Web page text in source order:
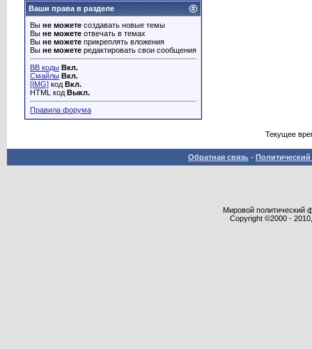
Ваши права в разделе
Вы не можете создавать новые темы
Вы не можете отвечать в темах
Вы не можете прикреплять вложения
Вы не можете редактировать свои сообщения
BB коды Вкл.
Смайлы Вкл.
[IMG] код Вкл.
HTML код Выкл.
Правила форума
Текущее
Обратная связь -
Мировой политический
Copyright ©2000 -